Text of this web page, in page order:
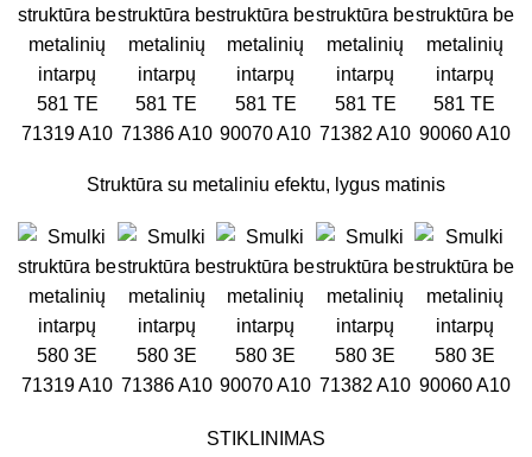
581 TE
71319 A10
581 TE
71386 A10
581 TE
90070 A10
581 TE
71382 A10
581 TE
90060 A10
Struktūra su metaliniu efektu, lygus matinis
580 3E
71319 A10
580 3E
71386 A10
580 3E
90070 A10
580 3E
71382 A10
580 3E
90060 A10
STIKLINIMAS